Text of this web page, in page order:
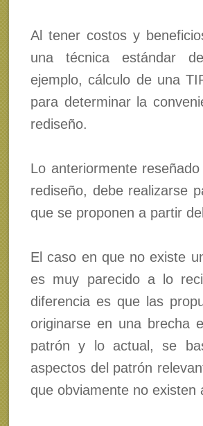
Al tener costos y
una técnica estándar
ejemplo, cálculo de una
para determinar la
rediseño.
Lo anteriormente
rediseño, debe realizarse
que se proponen a partir
El caso en que no existe
es muy parecido a lo
diferencia es que las
originarse en una brecha
patrón y lo actual, se
aspectos del patrón
que obviamente no existen